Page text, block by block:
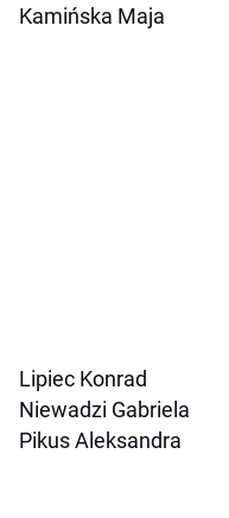
Kamińska Maja
Lipiec Konrad
Niewadzi Gabriela
Pikus Aleksandra